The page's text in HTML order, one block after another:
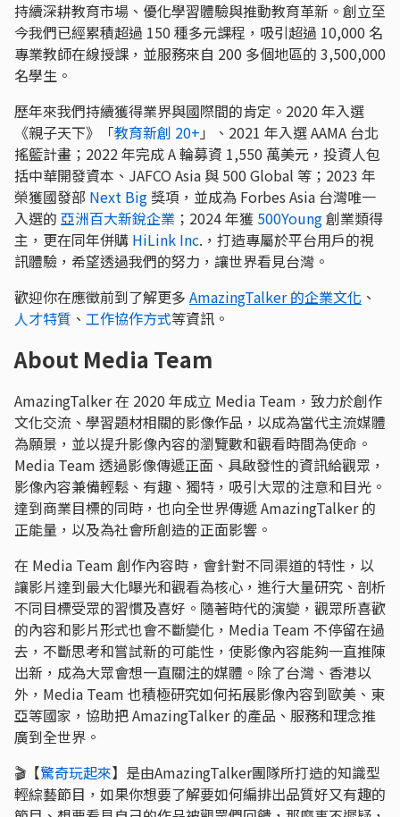
持續深耕教育市場、優化學習體驗與推動教育革新。創立至
今我們已經累積超過 150 種多元課程，吸引超過 10,000 名
專業教師在線授課，並服務來自 200 多個地區的 3,500,000
名學生。
歷年來我們持續獲得業界與國際間的肯定。2020 年入選
《親子天下》「教育新創 20+ 」、2021 年入選 AAMA 台北
搖籃計畫；2022 年完成 A 輪募資 1,550 萬美元，投資人包
括中華開發資本、JAFCO Asia 與 500 Global 等；2023 年
榮獲國發部 Next Big獎項，並成為 Forbes Asia 台灣唯一
入選的 亞洲百大新銳企業 ；2024 年獲 500Young創業類得
主，更在同年併購 HiLink Inc.，打造專屬於平台用戶的視
訊體驗，希望透過我們的努力，讓世界看見台灣。
歡迎你在應徵前到了解更多 AmazingTalker 的企業文化 、
人才特質 、 工作協作方式等資訊。
About Media Team
AmazingTalker 在 2020 年成立 Media Team，致力於創作
文化交流、學習題材相關的影像作品，以成為當代主流媒體
為願景，並以提升影像內容的瀏覽數和觀看時間為使命。
Media Team 透過影像傳遞正面、具啟發性的資訊給觀眾，
影像內容兼備輕鬆、有趣、獨特，吸引大眾的注意和目光。
達到商業目標的同時，也向全世界傳遞 AmazingTalker 的
正能量，以及為社會所創造的正面影響。
在 Media Team 創作內容時，會針對不同渠道的特性，以
讓影片達到最大化曝光和觀看為核心，進行大量研究、剖析
不同目標受眾的習慣及喜好。隨著時代的演變，觀眾所喜歡
的內容和影片形式也會不斷變化，Media Team 不停留在過
去，不斷思考和嘗試新的可能性，使影像內容能夠一直推陳
出新，成為大眾會想一直關注的媒體。除了台灣、香港以
外，Media Team 也積極研究如何拓展影像內容到歐美、東
亞等國家，協助把 AmazingTalker 的產品、服務和理念推
廣到全世界。
🎬【驚奇玩起來】是由AmazingTalker團隊所打造的知識型
輕綜藝節目，如果你想要了解要如何編排出品質好又有趣的